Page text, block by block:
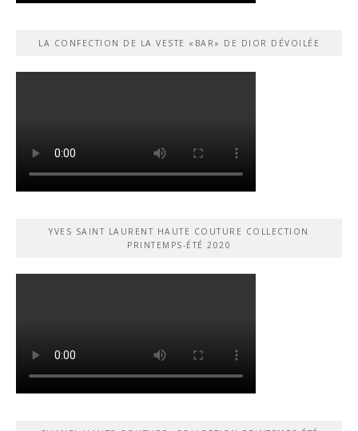
LA CONFECTION DE LA VESTE «BAR» DE DIOR DÉVOILÉE
YVES SAINT LAURENT HAUTE COUTURE COLLECTION
PRINTEMPS-ÉTÉ 2020